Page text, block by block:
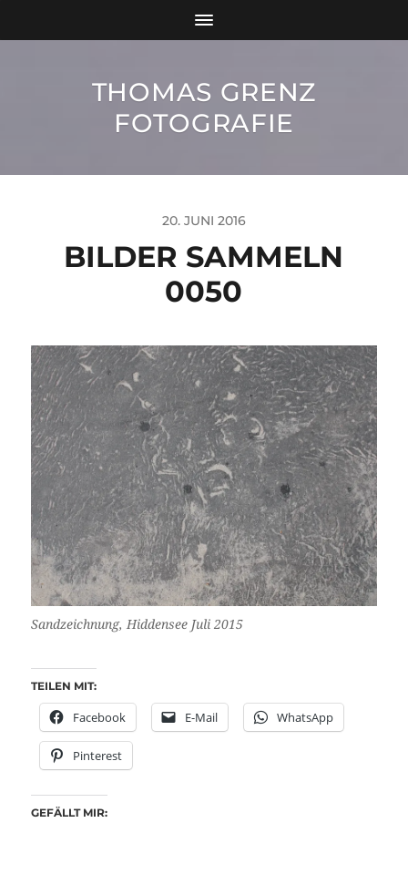
THOMAS GRENZ
FOTOGRAFIE
20. JUNI 2016
BILDER SAMMELN
0050
Sandzeichnung, Hiddensee Juli 2015
TEILEN MIT:
Facebook E-Mail WhatsApp
Pinterest
GEFÄLLT MIR: